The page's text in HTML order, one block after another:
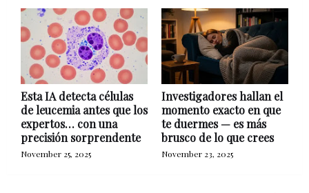
Esta IA detecta células
de leucemia antes que los
expertos… con una
precisión sorprendente
November 25, 2025
Investigadores hallan el
momento exacto en que
te duermes — es más
brusco de lo que crees
November 23, 2025